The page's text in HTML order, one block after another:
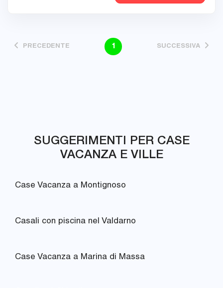
PRECEDENTE 1 SUCCESSIVA
SUGGERIMENTI PER CASE
VACANZA E VILLE
Case Vacanza a Montignoso
Casali con piscina nel Valdarno
Case Vacanza a Marina di Massa